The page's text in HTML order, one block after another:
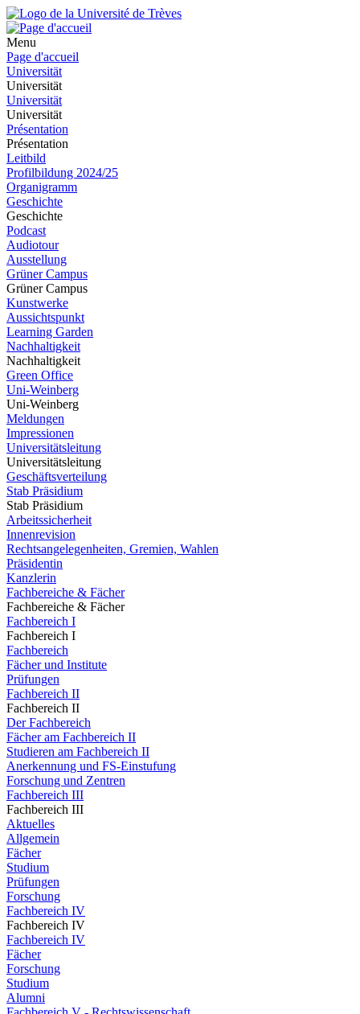
Menu
Page d'accueil
Universität
Universität
Universität
Universität
Présentation
Présentation
Leitbild
Profilbildung 2024/25
Organigramm
Geschichte
Geschichte
Podcast
Audiotour
Ausstellung
Grüner Campus
Grüner Campus
Kunstwerke
Aussichtspunkt
Learning Garden
Nachhaltigkeit
Nachhaltigkeit
Green Office
Uni-Weinberg
Uni-Weinberg
Meldungen
Impressionen
Universitätsleitung
Universitätsleitung
Geschäftsverteilung
Stab Präsidium
Stab Präsidium
Arbeitssicherheit
Innenrevision
Rechtsangelegenheiten, Gremien, Wahlen
Präsidentin
Kanzlerin
Fachbereiche & Fächer
Fachbereiche & Fächer
Fachbereich I
Fachbereich I
Fachbereich
Fächer und Institute
Prüfungen
Fachbereich II
Fachbereich II
Der Fachbereich
Fächer am Fachbereich II
Studieren am Fachbereich II
Anerkennung und FS-Einstufung
Forschung und Zentren
Fachbereich III
Fachbereich III
Aktuelles
Allgemein
Fächer
Studium
Prüfungen
Forschung
Fachbereich IV
Fachbereich IV
Fachbereich IV
Fächer
Forschung
Studium
Alumni